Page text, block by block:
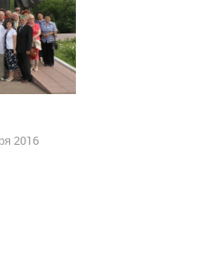
2016